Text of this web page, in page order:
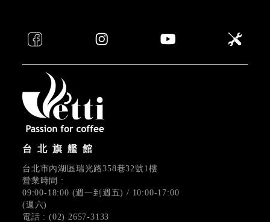
台北旗艦館
台北市內湖區瑞光路358巷32號1樓
營業時間 :
09:00-18:00 (週一到週五) / 10:00-17:00
(週六)
電話 : (02) 2657-3133